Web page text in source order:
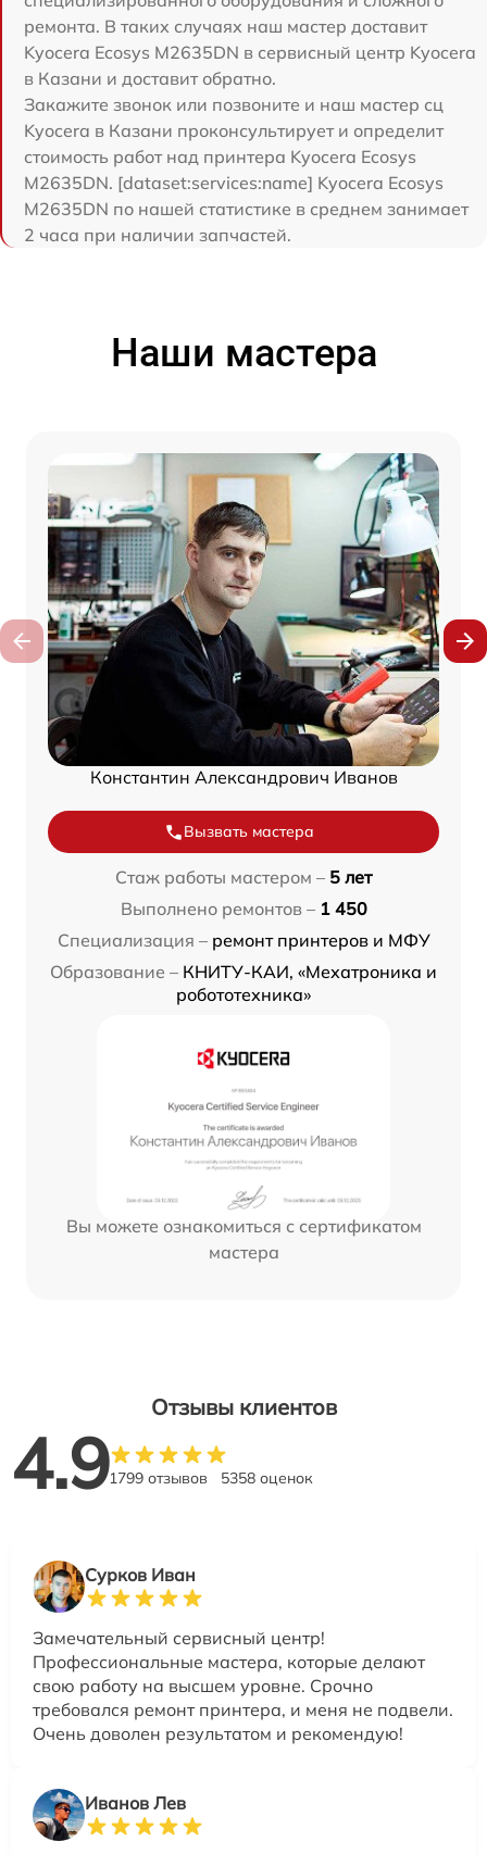
ремонта. В таких случаях наш мастер доставит
Kyocera Ecosys M2635DN в сервисный центр Kyocera
в Казани и доставит обратно.
Закажите звонок или позвоните и наш мастер сц
Kyocera в Казани проконсультирует и определит
стоимость работ над принтера Kyocera Ecosys
M2635DN. [dataset:services:name] Kyocera Ecosys
M2635DN по нашей статистике в среднем занимает
2 часа при наличии запчастей.
Наши мастера
Константин Александрович Иванов
Вызвать мастера
Стаж работы мастером – 5 лет
Выполнено ремонтов – 1 450
Специализация – ремонт принтеров и МФУ
Образование – КНИТУ-КАИ, «Мехатроника и
робототехника»
Вы можете ознакомиться с сертификатом
мастера
Отзывы клиентов
4.91799 отзывов 5358 оценок
Сурков Иван
Замечательный сервисный центр!
Профессиональные мастера, которые делают
свою работу на высшем уровне. Срочно
требовался ремонт принтера, и меня не подвели.
Очень доволен результатом и рекомендую!
Иванов Лев